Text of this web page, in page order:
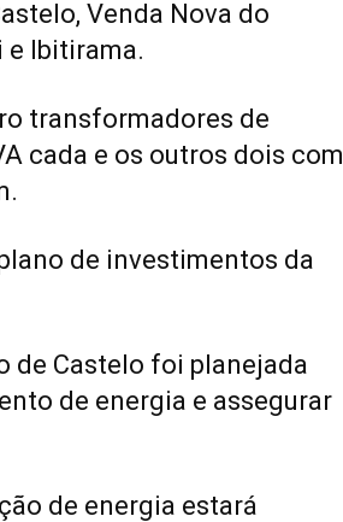
Venda Nova do
e Ibitirama.
transformadores de
cada e os outros dois com
de investimentos da
de Castelo foi planejada
de energia e assegurar
de energia estará